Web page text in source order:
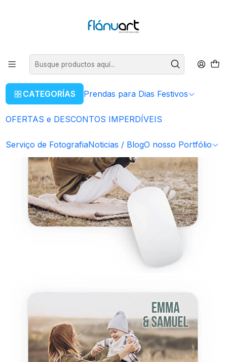
CATEGORÍAS Prendas para Dias Festivos
OFERTAS e DESCONTOS IMPERDÍVEIS
Serviço de FotografiaNoticias / BlogO nosso Portfólio
Prendas para Dias Festivos